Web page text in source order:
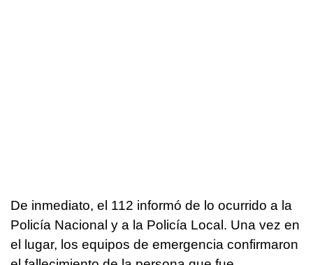
De inmediato, el 112 informó de lo ocurrido a la
Policía Nacional y a la Policía Local. Una vez en
el lugar, los equipos de emergencia confirmaron